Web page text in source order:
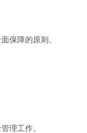
保障的原则。
理工作。